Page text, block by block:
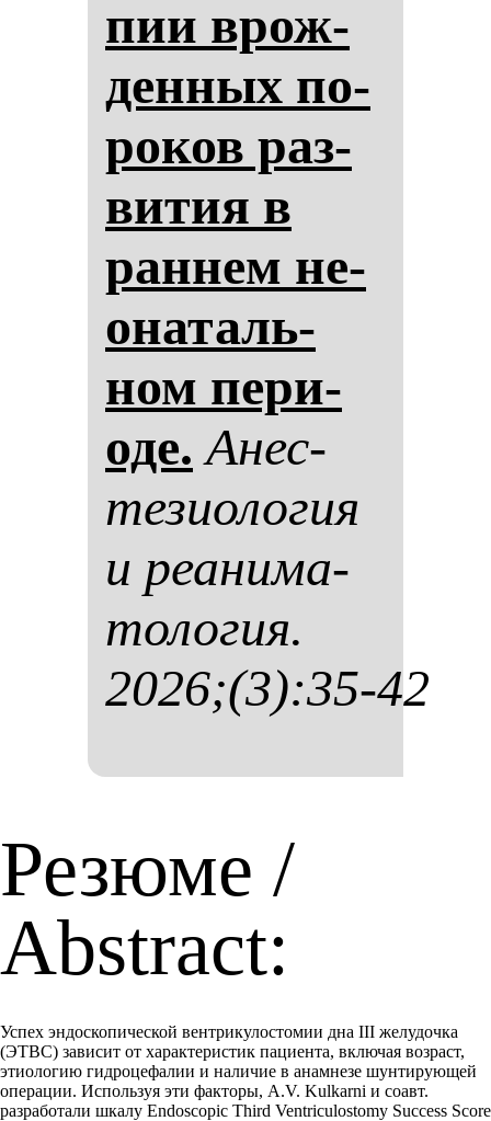
пии врож­
ден­ных по­
ро­ков раз­
ви­тия в
ран­нем не­
она­таль­
ном пе­ри­
оде. Анес­
те­зи­оло­гия
и ре­ани­ма­
то­ло­гия.
2026;(3):35-42
Резюме /
Abstract:
Успех эндоскопической вентрикулостомии дна III желудочка
(ЭТВС) зависит от характеристик пациента, включая возраст,
этиологию гидроцефалии и наличие в анамнезе шунтирующей
операции. Используя эти факторы, A.V. Kulkarni и соавт.
разработали шкалу Endoscopic Third Ventriculostomy Success Score